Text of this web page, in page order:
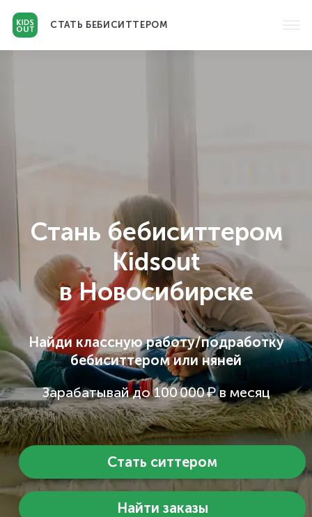
СТАТЬ БЕБИСИТТЕРОМ
Стань бебиситтером
Kidsout
в Новосибирске
Найди классную работу/подработку
бебиситтером или няней
Зарабатывай до 100 000 ₽ в месяц
Стать ситтером
Найти заказы